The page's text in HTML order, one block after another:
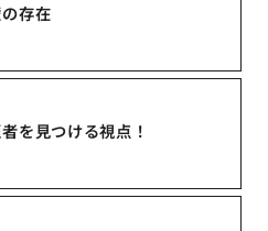
存在
を見つける視点！